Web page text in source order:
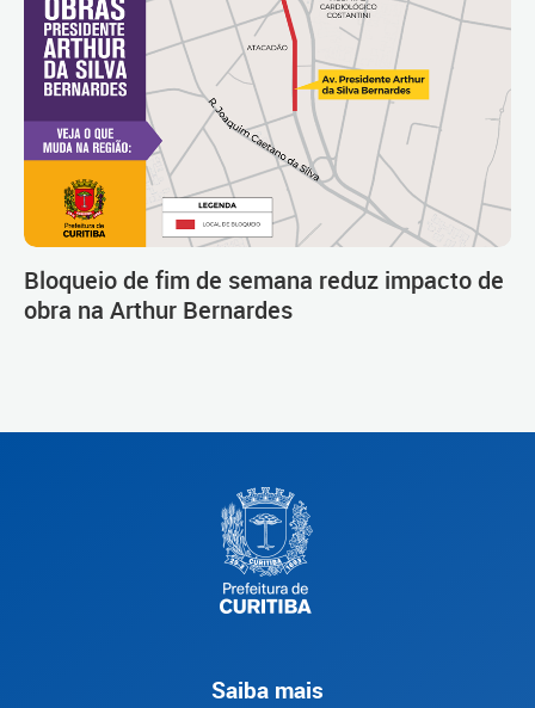
Bloqueio de fim de semana reduz impacto de
obra na Arthur Bernardes
Saiba mais